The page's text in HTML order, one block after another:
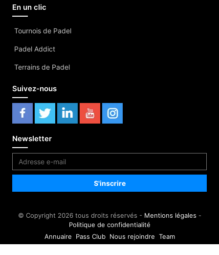
En un clic
Tournois de Padel
Padel Addict
Terrains de Padel
Suivez-nous
Newsletter
© Copyright 2026 tous droits réservés - Mentions légales -
Politique de confidentialité
Annuaire
Pass Club Nous rejoindre Team